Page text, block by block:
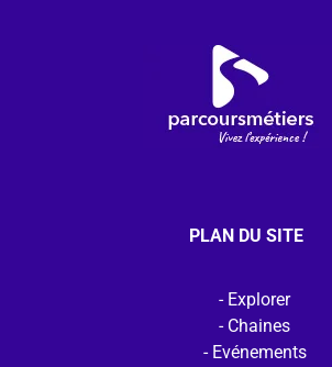
PLAN DU SITE
Explorer
Chaines
Evénements